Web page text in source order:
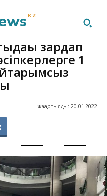
KZ
зардап
1
жаңартылды: 20.01.2022